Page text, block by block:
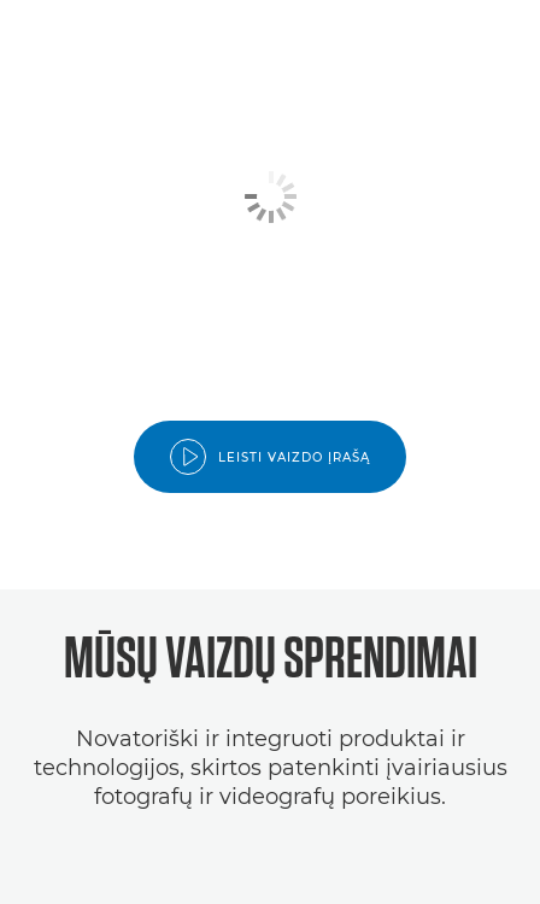
LEISTI VAIZDO ĮRAŠĄ
MŪSŲ VAIZDŲ SPRENDIMAI
Novatoriški ir integruoti produktai ir
technologijos, skirtos patenkinti įvairiausius
fotografų ir videografų poreikius.